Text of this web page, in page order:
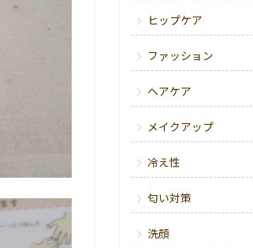
ヒップケア
ファッション
ヘアケア
メイクアップ
冷え性
匂い対策
洗顔